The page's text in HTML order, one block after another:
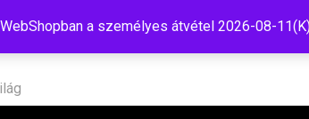
WebShopban a személyes átvétel 2026-08-